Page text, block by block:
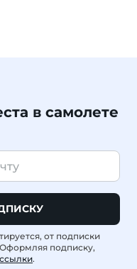
в самолете
от подписки
подписку,
.